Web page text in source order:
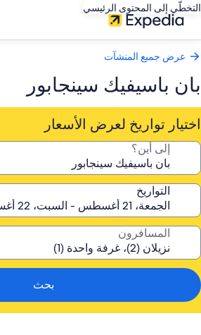
التخطّي إلى المحتوى الرئيسي
عرض جميع المنشآت
بان باسيفيك سينجابور
اختيار تواريخ لعرض الأسعار
إلى أين؟
التواريخ
المسافرون
بحث